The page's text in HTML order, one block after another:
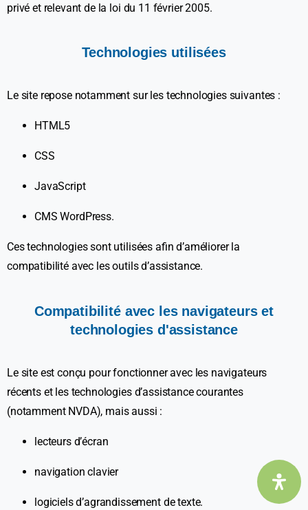
privé et relevant de la loi du 11 février 2005.
Technologies utilisées
Le site repose notamment sur les technologies suivantes :
HTML5
CSS
JavaScript
CMS WordPress.
Ces technologies sont utilisées afin d’améliorer la
compatibilité avec les outils d’assistance.
Compatibilité avec les navigateurs et
technologies d'assistance
Le site est conçu pour fonctionner avec les navigateurs
récents et les technologies d’assistance courantes
(notamment NVDA), mais aussi :
lecteurs d’écran
navigation clavier
logiciels d’agrandissement de texte.